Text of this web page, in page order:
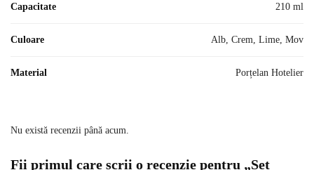
Capacitate 210 ml
Culoare Alb, Crem, Lime, Mov
Material Porțelan Hotelier
Nu există recenzii până acum.
Fii primul care scrii o recenzie pentru „Set